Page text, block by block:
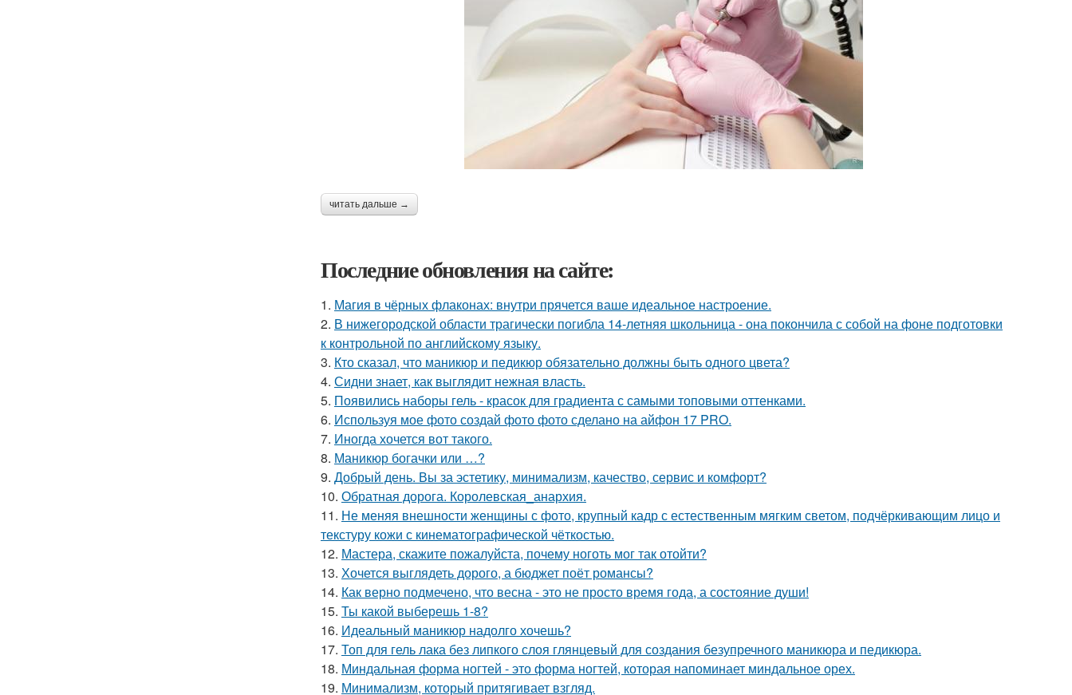
читать дальше →
Последние обновления на сайте:
1. Магия в чёрных флаконах: внутри прячется ваше идеальное настроение.
2. В нижегородской области трагически погибла 14-летняя школьница - она покончила с собой на фоне подготовки
к контрольной по английскому языку.
3. Кто сказал, что маникюр и педикюр обязательно должны быть одного цвета?
4. Сидни знает, как выглядит нежная власть.
5. Появились наборы гель - красок для градиента с самыми топовыми оттенками.
6. Используя мое фото создай фото фото сделано на айфон 17 PRO.
7. Иногда хочется вот такого.
8. Маникюр богачки или …?
9. Добрый день. Вы за эстетику, минимализм, качество, сервис и комфорт?
10. Обратная дорога. Королевская_анархия.
11. Не меняя внешности женщины с фото, крупный кадр с естественным мягким светом, подчёркивающим лицо и
текстуру кожи с кинематографической чёткостью.
12. Мастера, скажите пожалуйста, почему ноготь мог так отойти?
13. Хочется выглядеть дорого, а бюджет поёт романсы?
14. Как верно подмечено, что весна - это не просто время года, а состояние души!
15. Ты какой выберешь 1-8?
16. Идеальный маникюр надолго хочешь?
17. Топ для гель лака без липкого слоя глянцевый для создания безупречного маникюра и педикюра.
18. Миндальная форма ногтей - это форма ногтей, которая напоминает миндальное орех.
19. Минимализм, который притягивает взгляд.